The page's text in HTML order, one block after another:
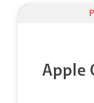
Apple